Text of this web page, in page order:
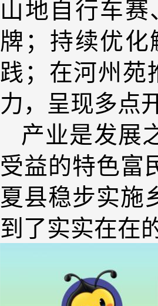
山地自行车
牌；持续优
践；在河州苑
力，呈现多点
产业是发展
受益的特色富
夏县稳步实施
到了实实在在